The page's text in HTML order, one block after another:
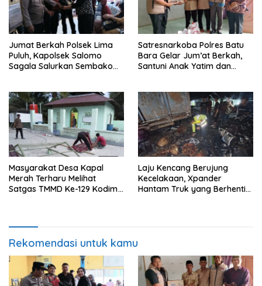
Jumat Berkah Polsek Lima
Puluh, Kapolsek Salomo
Sagala Salurkan Sembako
Satresnarkoba Polres Batu
Bara Gelar Jum’at Berkah,
Santuni Anak Yatim dan
Masyarakat Desa Kapal
Merah Terharu Melihat
Satgas TMMD Ke-129 Kodim
Laju Kencang Berujung
Kecelakaan, Xpander
Hantam Truk yang Berhenti
Rekomendasi untuk kamu